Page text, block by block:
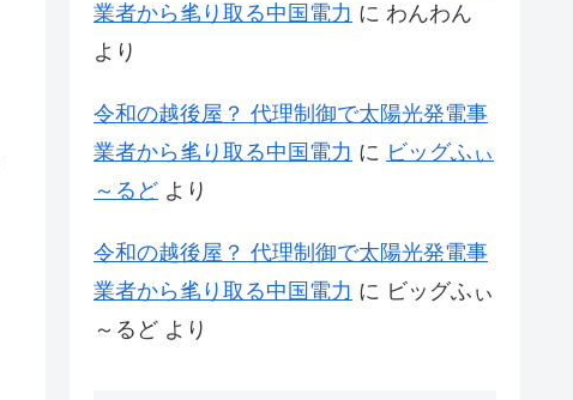
業者から毟り取る中国電力 に わんわん
より
令和の越後屋？ 代理制御で太陽光発電事
業者から毟り取る中国電力 に ビッグふぃ
～るど より
令和の越後屋？ 代理制御で太陽光発電事
業者から毟り取る中国電力 に ビッグふぃ
～るど より